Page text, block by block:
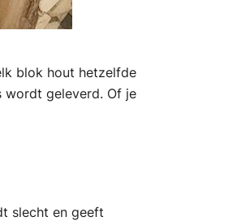
blok hout hetzelfde
wordt geleverd. Of je
slecht en geeft